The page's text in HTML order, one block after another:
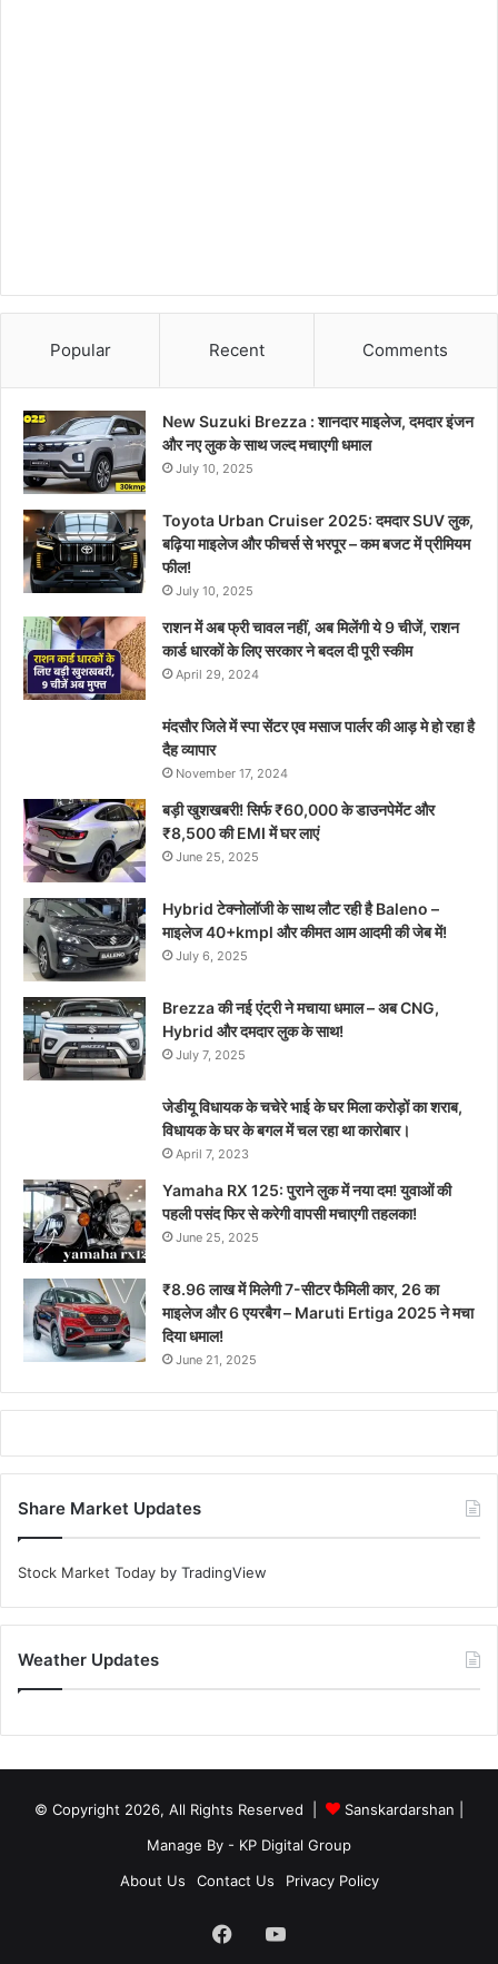
Popular Recent Comments
New Suzuki Brezza : शानदार माइलेज, दमदार इंजन
और नए लुक के साथ जल्द मचाएगी धमाल
July 10, 2025
Toyota Urban Cruiser 2025: दमदार SUV लुक,
बढ़िया माइलेज और फीचर्स से भरपूर – कम बजट में प्रीमियम
फील!
July 10, 2025
राशन में अब फ्री चावल नहीं, अब मिलेंगी ये 9 चीजें, राशन
कार्ड धारकों के लिए सरकार ने बदल दी पूरी स्कीम
April 29, 2024
मंदसौर जिले में स्पा सेंटर एव मसाज पार्लर की आड़ मे हो रहा है
दैह व्यापार
November 17, 2024
बड़ी खुशखबरी! सिर्फ ₹60,000 के डाउनपेमेंट और
₹8,500 की EMI में घर लाएं
June 25, 2025
Hybrid टेक्नोलॉजी के साथ लौट रही है Baleno –
माइलेज 40+kmpl और कीमत आम आदमी की जेब में!
July 6, 2025
Brezza की नई एंट्री ने मचाया धमाल – अब CNG,
Hybrid और दमदार लुक के साथ!
July 7, 2025
जेडीयू विधायक के चचेरे भाई के घर मिला करोड़ों का शराब,
विधायक के घर के बगल में चल रहा था कारोबार।
April 7, 2023
Yamaha RX 125: पुराने लुक में नया दम! युवाओं की
पहली पसंद फिर से करेगी वापसी मचाएगी तहलका!
June 25, 2025
₹8.96 लाख में मिलेगी 7-सीटर फैमिली कार, 26 का
माइलेज और 6 एयरबैग – Maruti Ertiga 2025 ने मचा
दिया धमाल!
June 21, 2025
Share Market Updates
Stock Market Today by TradingView
Weather Updates
© Copyright 2026, All Rights Reserved | Sanskardarshan
Manage By - KP Digital Group
About Us
Contact Us Privacy Policy
FacebookYouTube